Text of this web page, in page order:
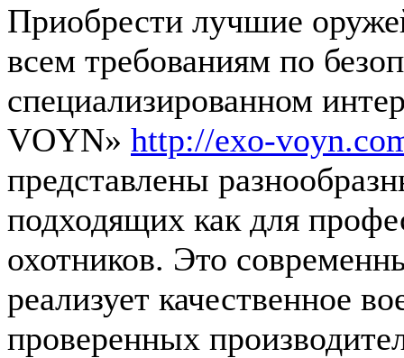
Приобрести лучшие
всем требованиям по
специализированном
VOYN» http://exo-
представлены
подходящих как для
охотников. Это
реализует качественное
проверенных